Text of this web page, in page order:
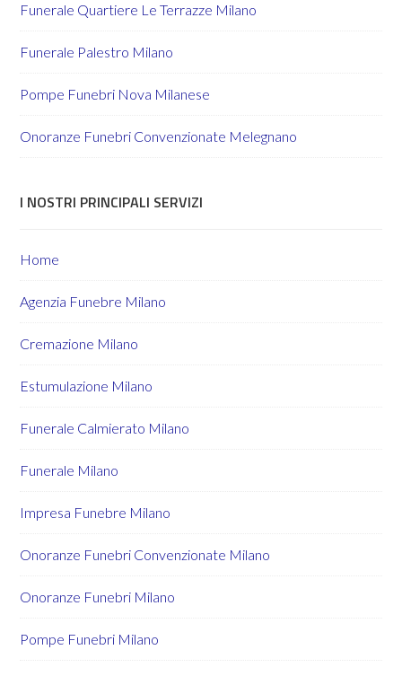
Funerale Quartiere Le Terrazze Milano
Funerale Palestro Milano
Pompe Funebri Nova Milanese
Onoranze Funebri Convenzionate Melegnano
I NOSTRI PRINCIPALI SERVIZI
Home
Agenzia Funebre Milano
Cremazione Milano
Estumulazione Milano
Funerale Calmierato Milano
Funerale Milano
Impresa Funebre Milano
Onoranze Funebri Convenzionate Milano
Onoranze Funebri Milano
Pompe Funebri Milano